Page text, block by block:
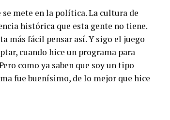
mete en la política. La cultura de
histórica que esta gente no tiene.
más fácil pensar así. Y sigo el juego
cuando hice un programa para
como ya saben que soy un tipo
fue buenísimo, de lo mejor que hice